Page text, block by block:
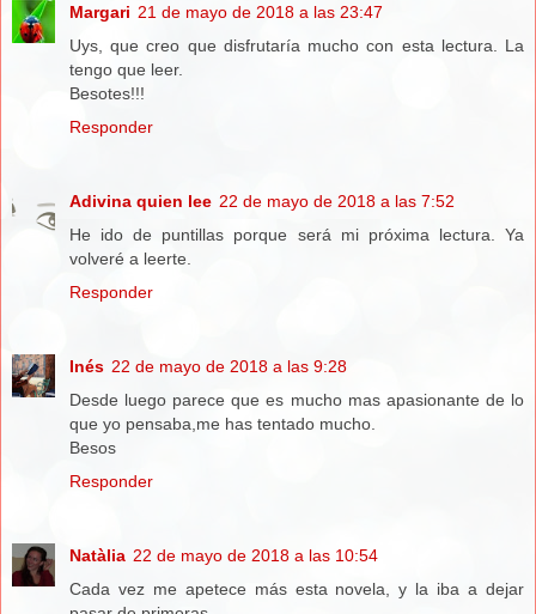
Margari 21 de mayo de 2018 a las 23:47
Uys, que creo que disfrutaría mucho con esta lectura. La
tengo que leer.
Besotes!!!
Responder
Adivina quien lee 22 de mayo de 2018 a las 7:52
He ido de puntillas porque será mi próxima lectura. Ya
volveré a leerte.
Responder
Inés 22 de mayo de 2018 a las 9:28
Desde luego parece que es mucho mas apasionante de lo
que yo pensaba,me has tentado mucho.
Besos
Responder
Natàlia 22 de mayo de 2018 a las 10:54
Cada vez me apetece más esta novela, y la iba a dejar